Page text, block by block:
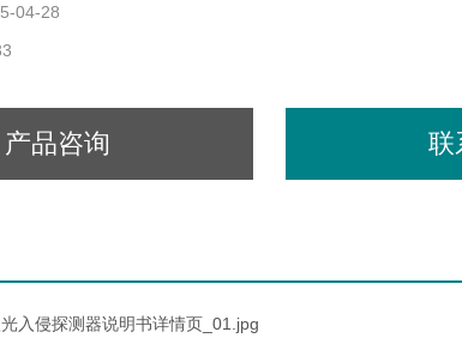
04-28
产品咨询 联